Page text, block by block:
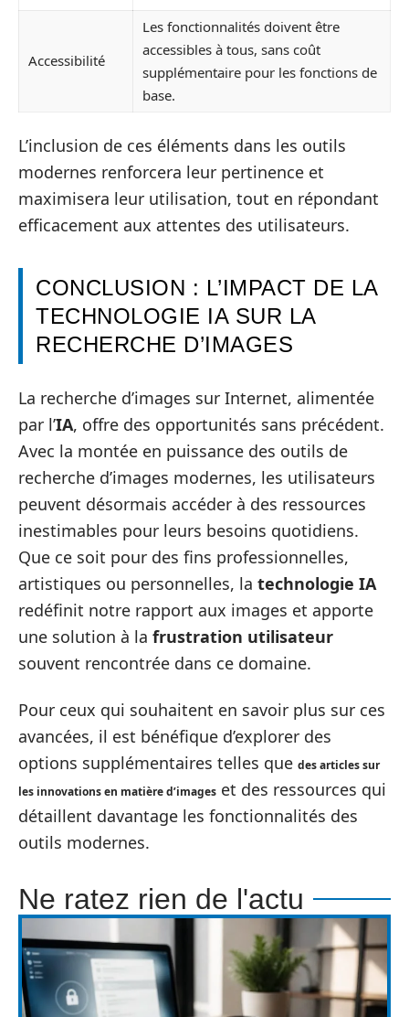
Accessibilité
Les fonctionnalités doivent être
accessibles à tous, sans coût
supplémentaire pour les fonctions de
base.
L’inclusion de ces éléments dans les outils
modernes renforcera leur pertinence et
maximisera leur utilisation, tout en répondant
efficacement aux attentes des utilisateurs.
CONCLUSION : L’IMPACT DE LA
TECHNOLOGIE IA SUR LA
RECHERCHE D’IMAGES
La recherche d’images sur Internet, alimentée
par l’IA, offre des opportunités sans précédent.
Avec la montée en puissance des outils de
recherche d’images modernes, les utilisateurs
peuvent désormais accéder à des ressources
inestimables pour leurs besoins quotidiens.
Que ce soit pour des fins professionnelles,
artistiques ou personnelles, la technologie IA
redéfinit notre rapport aux images et apporte
une solution à la frustration utilisateur
souvent rencontrée dans ce domaine.
Pour ceux qui souhaitent en savoir plus sur ces
avancées, il est bénéfique d’explorer des
options supplémentaires telles que des articles sur
les innovations en matière d’images et des ressources qui
détaillent davantage les fonctionnalités des
outils modernes.
Ne ratez rien de l'actu